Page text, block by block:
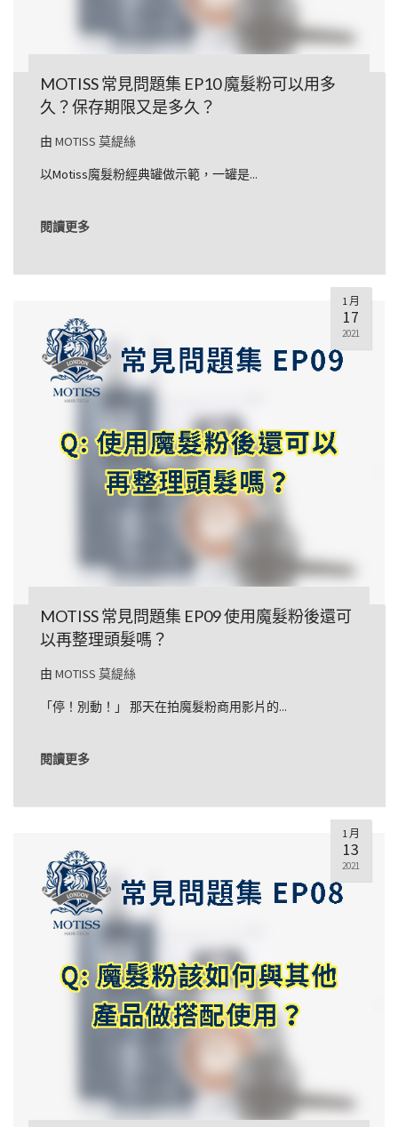
MOTISS 常見問題集 EP10 魔髮粉可以用多
久？保存期限又是多久？
由 MOTISS 莫緹絲
以Motiss魔髮粉經典罐做示範，一罐是...
閱讀更多
1 月
17
2021
MOTISS 常見問題集 EP09 使用魔髮粉後還可
以再整理頭髮嗎？
由 MOTISS 莫緹絲
「停！別動！」 那天在拍魔髮粉商用影片的...
閱讀更多
1 月
13
2021